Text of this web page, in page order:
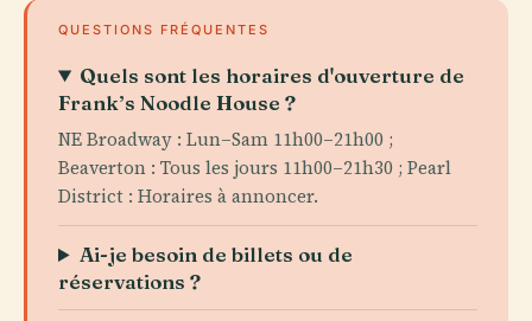
QUESTIONS FRÉQUENTES
Quels sont les horaires d'ouverture de
Frank’s Noodle House ?
NE Broadway : Lun–Sam 11h00–21h00 ;
Beaverton : Tous les jours 11h00–21h30 ; Pearl
District : Horaires à annoncer.
Ai-je besoin de billets ou de
réservations ?